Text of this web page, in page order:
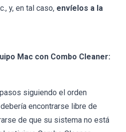
y, en tal caso, envíelos a la
Mac con Combo Cleaner:
siguiendo el orden
encontrarse libre de
de que su sistema no está